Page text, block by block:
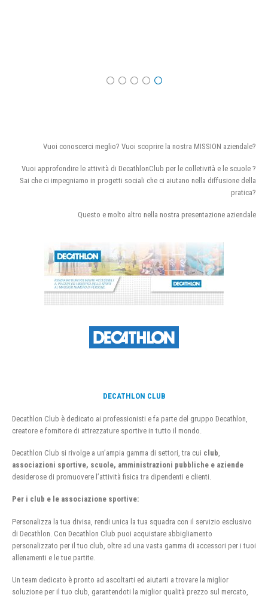
Vuoi conoscerci meglio? Vuoi scoprire la nostra MISSION aziendale?
Vuoi approfondire le attività di DecathlonClub per le colletività e le scuole ?
Sai che ci impegniamo in progetti sociali che ci aiutano nella diffusione della
pratica?
Questo e molto altro nella nostra presentazione aziendale
DECATHLON CLUB
Decathlon Club è dedicato ai professionisti e fa parte del gruppo Decathlon,
creatore e fornitore di attrezzature sportive in tutto il mondo.
Decathlon Club si rivolge a un’ampia gamma di settori, tra cui club
associazioni sportive, scuole, amministrazioni pubbliche e aziende
desiderose di promuovere l’attività fisica tra dipendenti e clienti.
Per i club e le associazione sportive:
Personalizza la tua divisa, rendi unica la tua squadra con il servizio esclusivo
di Decathlon. Con Decathlon Club puoi acquistare abbigliamento
personalizzato per il tuo club, oltre ad una vasta gamma di accessori per i tuoi
allenamenti e le tue partite.
Un team dedicato è pronto ad ascoltarti ed aiutarti a trovare la miglior
soluzione per il tuo club, garantendoti la miglior qualità prezzo sul mercato,